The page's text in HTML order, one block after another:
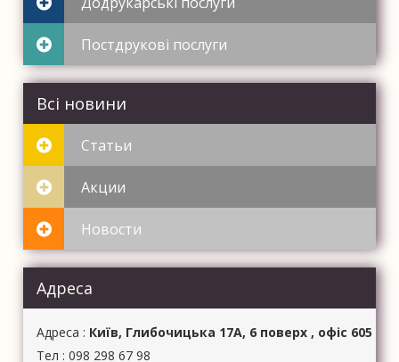
Постдрукові послуги
Всі новини
Статьи
Акции
Новости
Адреса
Aдреса : Київ, Глибочицька 17А, 6 поверх , офіс 605
Тел :098 298 67 98